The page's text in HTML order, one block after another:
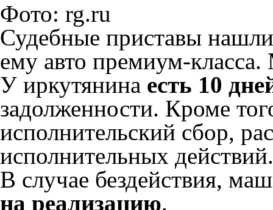
Фото: rg.ru
Судебные приставы
ему авто премиум-
У иркутянина есть 10
задолженности. Кроме
исполнительский сбор,
исполнительных действий.
В случае бездействия,
на реализацию.